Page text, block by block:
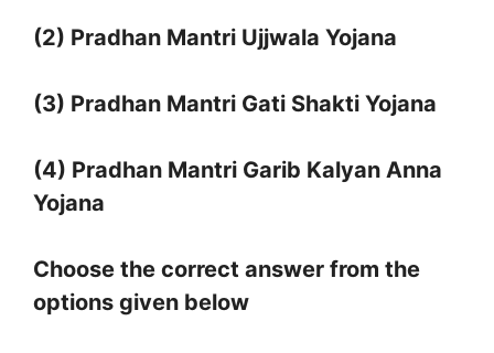
(2) Pradhan Mantri Ujjwala Yojana
(3) Pradhan Mantri Gati Shakti Yojana
(4) Pradhan Mantri Garib Kalyan Anna
Yojana
Choose the correct answer from the
options given below